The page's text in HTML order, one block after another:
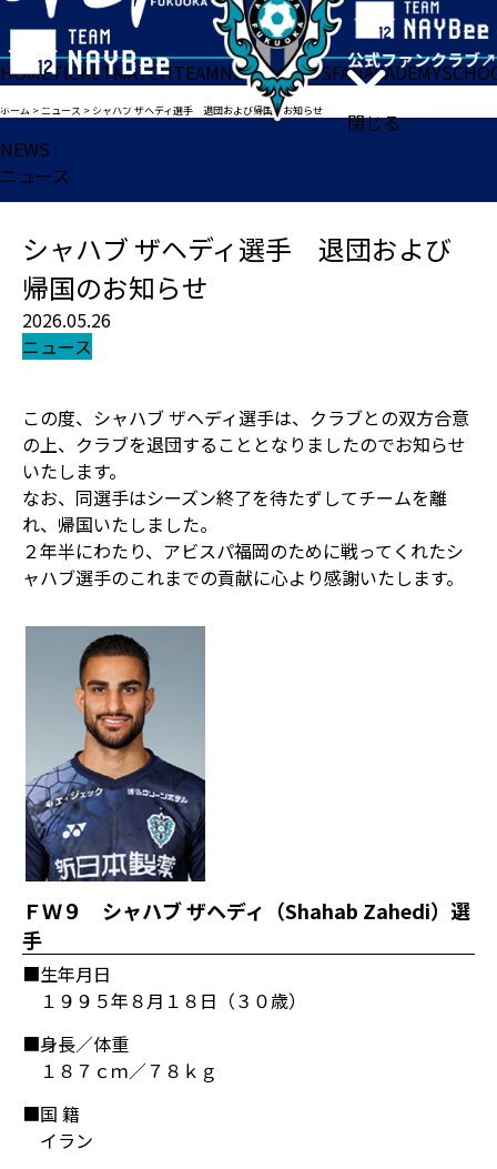
閉じる
HOMETICKETMATCHTEAMNEWSGOODSFANACADEMY
ホーム >ニュース > シャハブ ザヘディ選手 退団および帰国のお知らせ
NEWS
ニュース
シャハブ ザヘディ選手 退団および
帰国のお知らせ
2026.05.26
ニュース
この度、シャハブ ザヘディ選手は、クラブとの双方合意
の上、クラブを退団することとなりましたのでお知らせ
いたします。
なお、同選手はシーズン終了を待たずしてチームを離
れ、帰国いたしました。
２年半にわたり、アビスパ福岡のために戦ってくれたシ
ャハブ選手のこれまでの貢献に心より感謝いたします。
ＦＷ９ シャハブ ザヘディ（Shahab Zahedi）選
手
■生年月日
１９９５年８月１８日（３０歳）
■身長／体重
１８７ｃｍ／７８ｋｇ
■国 籍
イラン